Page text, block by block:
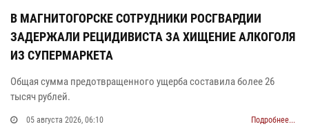
В МАГНИТОГОРСКЕ СОТРУДНИКИ РОСГВАРДИИ
ЗАДЕРЖАЛИ РЕЦИДИВИСТА ЗА ХИЩЕНИЕ АЛКОГОЛЯ
ИЗ СУПЕРМАРКЕТА
Общая сумма предотвращенного ущерба составила более 26
тысяч рублей.
05 августа 2026, 06:10 Подробнее...